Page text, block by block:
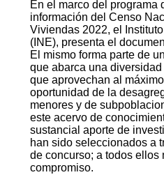
En el marco del programa
información del Censo
Viviendas 2022, el
(INE), presenta el
El mismo forma parte de
que abarca una
que aprovechan al
oportunidad de la
menores y de
este acervo de
sustancial aporte de
han sido seleccionados a
de concurso; a todos ellos
compromiso.